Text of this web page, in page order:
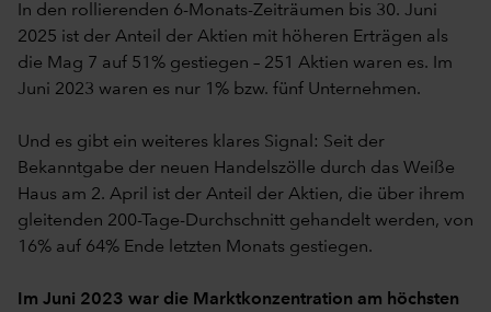
In den rollierenden 6-Monats-Zeiträumen bis 30. Juni
2025 ist der Anteil der Aktien mit höheren Erträgen als
die Mag 7 auf 51% gestiegen – 251 Aktien waren es. Im
Juni 2023 waren es nur 1% bzw. fünf Unternehmen.
Und es gibt ein weiteres klares Signal: Seit der
Bekanntgabe der neuen Handelszölle durch das Weiße
Haus am 2. April ist der Anteil der Aktien, die über ihrem
gleitenden 200-Tage-Durchschnitt gehandelt werden, von
16% auf 64% Ende letzten Monats gestiegen.
Im Juni 2023 war die Marktkonzentration am höchsten